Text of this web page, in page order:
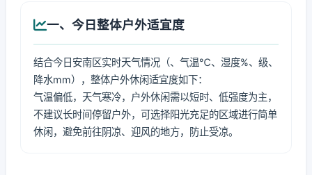
一、今日整体户外适宜度
结合今日安南区实时天气情况（、气温℃、湿度%、级、
降水mm），整体户外休闲适宜度如下：
气温偏低，天气寒冷，户外休闲需以短时、低强度为主，
不建议长时间停留户外，可选择阳光充足的区域进行简单
休闲，避免前往阴凉、迎风的地方，防止受凉。